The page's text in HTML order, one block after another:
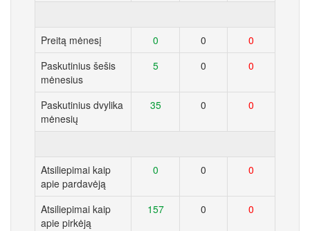
Preitą mėnesį 0 0
0
Paskutinius šešis
mėnesius
5 0 0
Paskutinius dvylika
mėnesių
35 0 0
Atsiliepimai kaip
apie pardavėją
0 0 0
Atsiliepimai kaip
apie pirkėją
157 0 0